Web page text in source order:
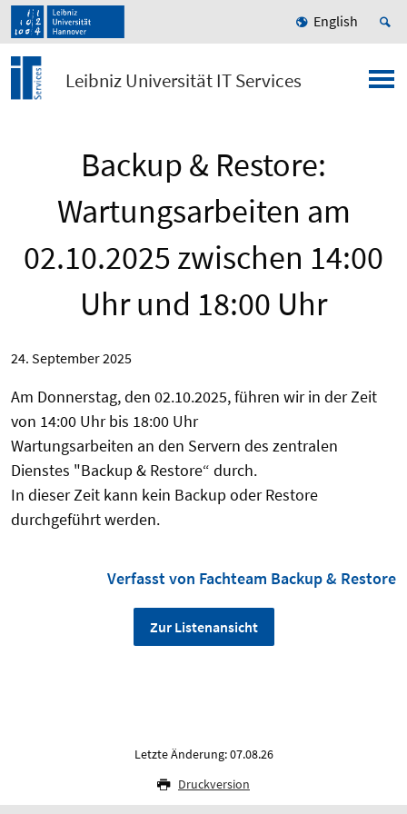
English
Leibniz Universität IT Services
Backup & Restore:
Wartungsarbeiten am
02.10.2025 zwischen 14:00
Uhr und 18:00 Uhr
24. September 2025
Am Donnerstag, den 02.10.2025, führen wir in der Zeit
von 14:00 Uhr bis 18:00 Uhr
Wartungsarbeiten an den Servern des zentralen
Dienstes "Backup & Restore“ durch.
In dieser Zeit kann kein Backup oder Restore
durchgeführt werden.
Verfasst von Fachteam Backup & Restore
Zur Listenansicht
Letzte Änderung: 07.08.26
Druckversion